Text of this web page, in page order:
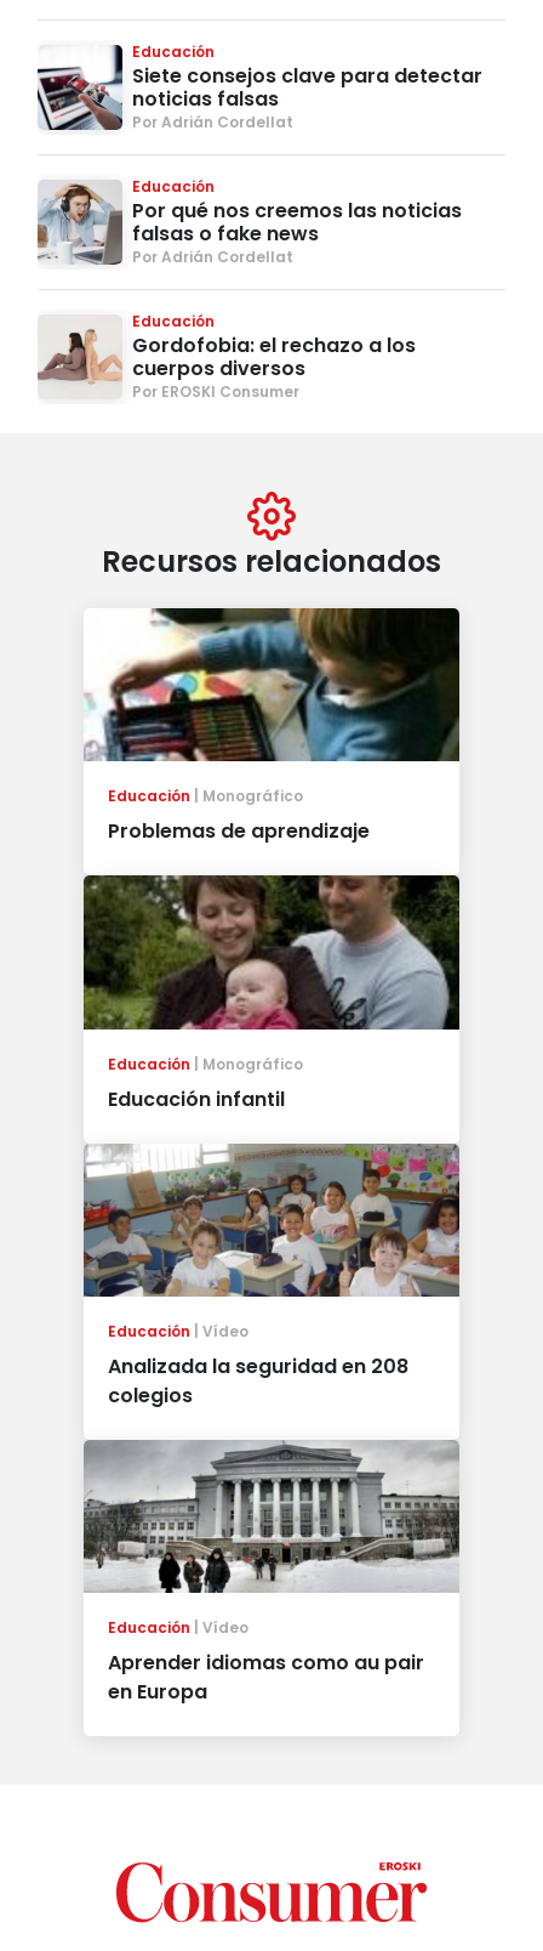
Educación
Siete consejos clave para detectar
noticias falsas
Por Adrián Cordellat
Educación
Por qué nos creemos las noticias
falsas o fake news
Por Adrián Cordellat
Educación
Gordofobia: el rechazo a los
cuerpos diversos
Por EROSKI Consumer
Recursos relacionados
Educación Monográfico
Problemas de aprendizaje
Educación Monográfico
Educación infantil
Educación Vídeo
Analizada la seguridad en 208
colegios
Educación Vídeo
Aprender idiomas como au pair
en Europa